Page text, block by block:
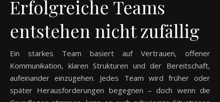
Erfolgreiche Teams
entstehen nicht zufällig
Ein starkes Team basiert auf Vertrauen, offener
Kommunikation, klaren Strukturen und der Bereitschaft,
aufeinander einzugehen. Jedes Team wird früher oder
später Herausforderungen begegnen – doch wenn die